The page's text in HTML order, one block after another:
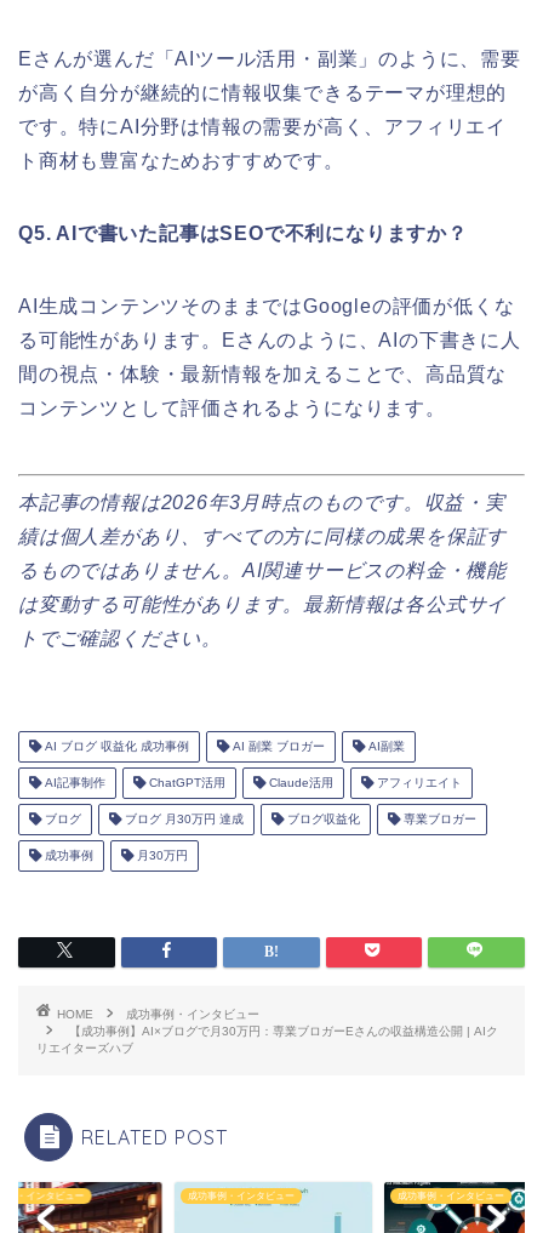
Eさんが選んだ「AIツール活用・副業」のように、需要
が高く自分が継続的に情報収集できるテーマが理想的
です。特にAI分野は情報の需要が高く、アフィリエイ
ト商材も豊富なためおすすめです。
Q5. AIで書いた記事はSEOで不利になりますか？
AI生成コンテンツそのままではGoogleの評価が低くな
る可能性があります。Eさんのように、AIの下書きに人
間の視点・体験・最新情報を加えることで、高品質な
コンテンツとして評価されるようになります。
本記事の情報は2026年3月時点のものです。収益・実
績は個人差があり、すべての方に同様の成果を保証す
るものではありません。AI関連サービスの料金・機能
は変動する可能性があります。最新情報は各公式サイ
トでご確認ください。
AI ブログ 収益化 成功事例 AI 副業 ブロガー AI副業
AI記事制作 ChatGPT活用 Claude活用 アフィリエイト
ブログ ブログ 月30万円 達成 ブログ収益化 専業ブロガー
成功事例 月30万円
HOME
成功事例・インタビュー
【成功事例】AI×ブログで月30万円：専業ブロガーEさんの収益構造公開 | AIク
リエイターズハブ
RELATED POST
例・インタビュー 成功事例・インタビュー 成功事例・インタビュー